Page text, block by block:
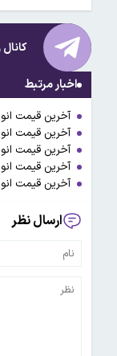
اخبار مرتبط
آخرین قیمت انواع سکه ۱۸خرداد ۱۴۰۴+جدول قیمت/ سکه ۷۳
آخرین قیمت انواع سکه ۱۲ خرداد ۱۴۰۴+جدول قیمت/ سکه ۷۲
آخرین قیمت انواع سکه ۱۱ خرداد ۱۴۰۴+جدول قیمت/ سکه ۷۱
آخرین قیمت انواع سکه ۸خرداد ۱۴۰۴+جدول قیمت/ سکه
آخرین قیمت انواع سکه ۶ خرداد ۱۴۰۴+جدول قیمت/ سکه
ارسال نظر